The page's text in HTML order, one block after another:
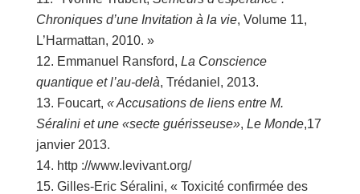
Chroniques d’une Invitation à la vie, Volume 11,
L’Harmattan, 2010. »
Emmanuel Ransford, La Conscience
quantique et l’au-delà, Trédaniel, 2013.
Foucart, « Accusations de liens entre M.
Séralini et une «secte guérisseuse», Le Monde,17
janvier 2013.
http ://www.levivant.org/
Gilles-Eric Séralini, « Toxicité confirmée des